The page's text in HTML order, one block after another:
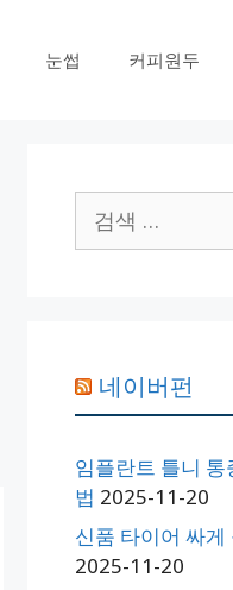
눈썹 커피원두
색:
네이버펀
임플란트 틀니
법 2025-11-20
신품 타이어 싸
2025-11-20